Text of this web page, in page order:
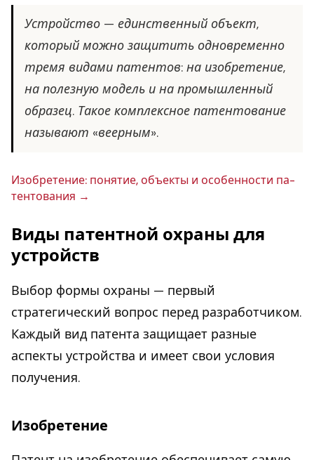
Устройство — единственный объект,
который можно защитить одновременно
тремя видами патентов: на изобретение,
на полезную модель и на промышленный
образец. Такое комплексное патентование
называют «веерным».
Изоб­ре­те­ние: понятие, объекты и осо­бен­но­сти па­
тен­то­ва­ния
Виды патентной охраны для
устройств
Выбор формы охраны — первый
стратегический вопрос перед разработчиком.
Каждый вид патента защищает разные
аспекты устройства и имеет свои условия
получения.
Изобретение